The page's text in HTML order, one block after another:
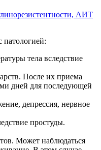
АИТ
патологией:
тела вследствие
После их приема
дней для последующей
депрессия, нервное
простуды.
Может наблюдаться